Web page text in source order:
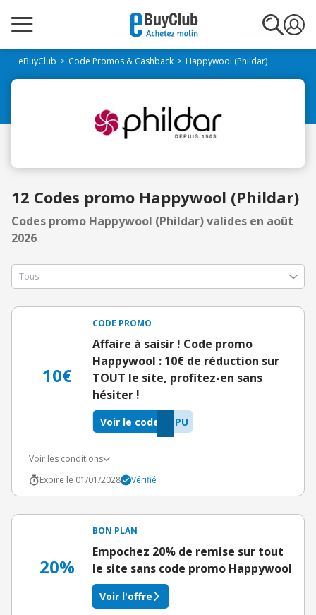
eBuyClub Code Promos & Cashback Happywool (Phildar)
12 Codes promo Happywool (Phildar)
Codes promo Happywool (Phildar) valides en août
2026
10€
CODE PROMO
Affaire à saisir ! Code promo
Happywool : 10€ de réduction sur
TOUT le site, profitez-en sans
hésiter !
OPU
Voir le code
Voir les conditions
Expire le 01/01/2028
Vérifié
20%
BON PLAN
Empochez 20% de remise sur tout
le site sans code promo Happywool
Voir l'offre